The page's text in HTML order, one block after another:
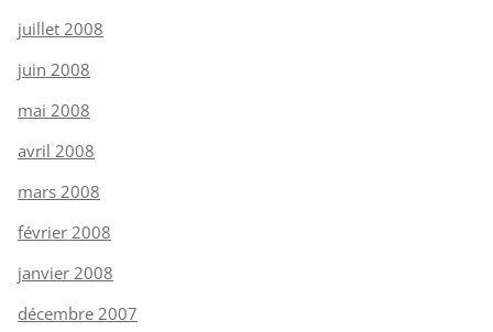
juillet 2008
juin 2008
mai 2008
avril 2008
mars 2008
février 2008
janvier 2008
décembre 2007